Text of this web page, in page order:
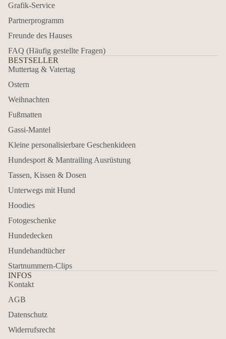
Grafik-Service
Partnerprogramm
Freunde des Hauses
FAQ (Häufig gestellte Fragen)
BESTSELLER
Muttertag & Vatertag
Ostern
Weihnachten
Fußmatten
Gassi-Mantel
Kleine personalisierbare Geschenkideen
Hundesport & Mantrailing Ausrüstung
Tassen, Kissen & Dosen
Unterwegs mit Hund
Hoodies
Fotogeschenke
Hundedecken
Hundehandtücher
Startnummern-Clips
INFOS
Kontakt
AGB
Datenschutz
Widerrufsrecht